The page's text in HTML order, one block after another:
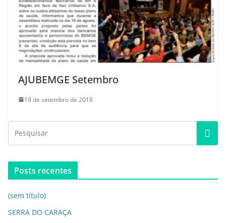
AJUBEMGE Setembro
19 de setembro de 2018
Posts recentes
(sem título)
SERRA DO CARAÇA